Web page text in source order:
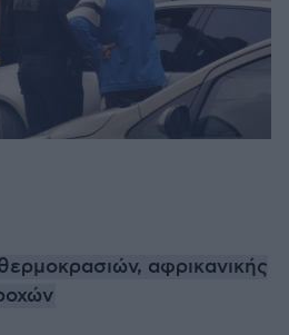
αφρικανικής